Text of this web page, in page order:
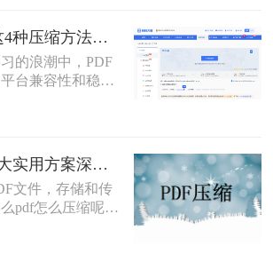
件附件发送失败
与下载效率。因
的pdf压缩技术，
的工作效率至关
pdf文件大小呢？
主流且高效的
处理技巧，为您
的解决方案库。
pdf怎么压缩？这4种压缩方法助您pdf文件“瘦身”！
的浪潮中，PDF
台兼容性和稳定
我们日常工作、
缺的载体。然
，PDF文件的体
个几十兆甚至上
仅占用宝贵的存
件发送、即时通
云盘时，变得异
pdf怎么压缩？5大实用方案深度解析！
文件，存储和传
pdf怎么压缩呢？
压缩方案，从原
掌握PDF瘦身技